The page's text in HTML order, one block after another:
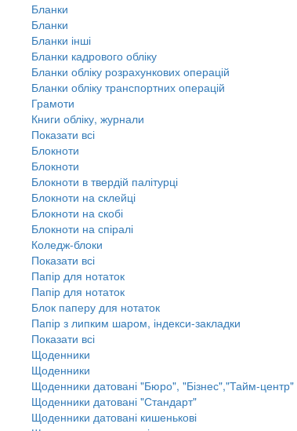
Бланки
Бланки
Бланки інші
Бланки кадрового обліку
Бланки обліку розрахункових операцій
Бланки обліку транспортних операцій
Грамоти
Книги обліку, журнали
Показати всі
Блокноти
Блокноти
Блокноти в твердій палітурці
Блокноти на склейці
Блокноти на скобі
Блокноти на спіралі
Коледж-блоки
Показати всі
Папір для нотаток
Папір для нотаток
Блок паперу для нотаток
Папір з липким шаром, індекси-закладки
Показати всі
Щоденники
Щоденники
Щоденники датовані "Бюро", "Бізнес","Тайм-центр"
Щоденники датовані "Стандарт"
Щоденники датовані кишенькові